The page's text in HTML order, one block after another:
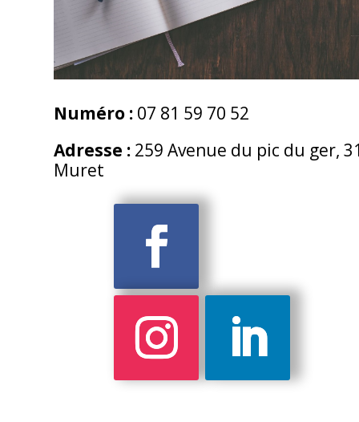
Numéro : 07 81 59 70 52
Adresse : 259 Avenue du pic du ger,
Muret
Sam
Data from MeteoArt.com
Politique de cookies